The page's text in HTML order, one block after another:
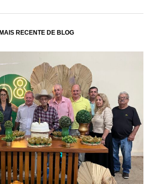
MAIS RECENTE DE BLOG